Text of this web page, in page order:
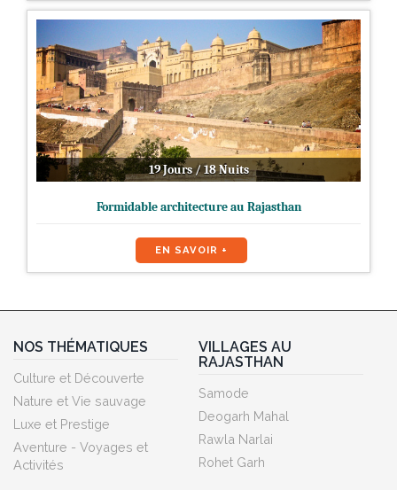
19 Jours / 18 Nuits
Formidable architecture au Rajasthan
EN SAVOIR +
NOS THÉMATIQUES
Culture et Découverte
Nature et Vie sauvage
Luxe et Prestige
Aventure - Voyages et
Activités
VILLAGES AU
RAJASTHAN
Samode
Deogarh Mahal
Rawla Narlai
Rohet Garh